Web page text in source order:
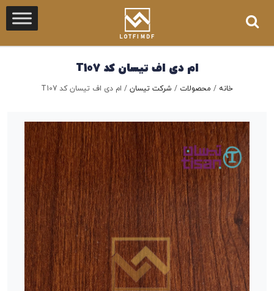
ام دی اف تیسان کد T107
خانه / محصولات / شرکت تیسان / ام دی اف تیسان کد T107